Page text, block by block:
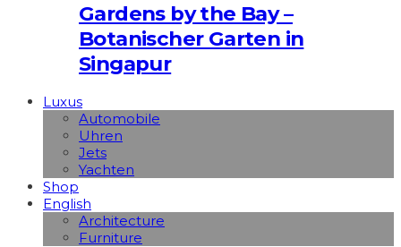
Gardens by the Bay –
Botanischer Garten in
Singapur
Luxus
Automobile
Uhren
Jets
Yachten
Shop
English
Architecture
Furniture